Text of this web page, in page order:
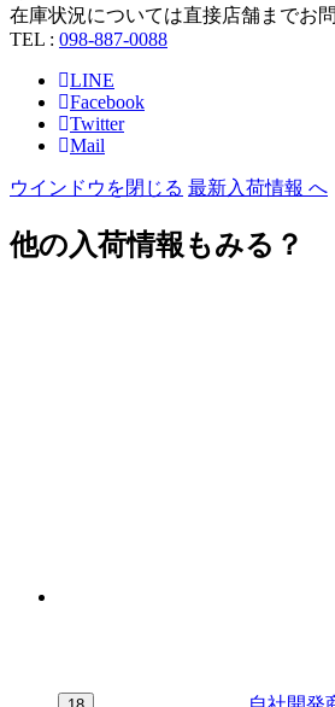
在庫状況については直接店舗までお
TEL : 098-887-0088
LINE
Facebook
Twitter
Mail
ウインドウを閉じる 最新入荷情報 へ
他の入荷情報もみる？